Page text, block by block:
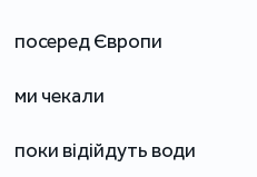
посеред Європи
ми чекали
поки відійдуть води